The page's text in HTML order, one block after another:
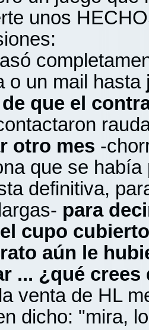
unos
o un mail hasta
que el
otro mes -
que se
definitiva,
para
cupo
aún le
... ¿qué
venta de HL
dicho: "mira,